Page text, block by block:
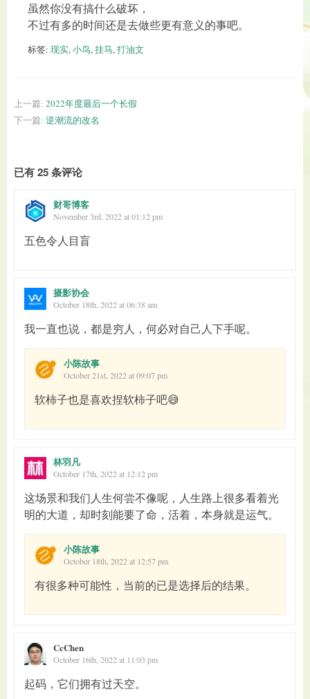
虽然你没有搞什么破坏，
不过有多的时间还是去做些更有意义的事吧。
标签: 现实,小鸟,挂马,打油文
上一篇: 2022年度最后一个长假
下一篇: 逆潮流的改名
已有 25 条评论
财哥博客
November 3rd, 2022 at 01:12 pm
五色令人目盲
摄影协会
October 18th, 2022 at 06:38 am
我一直也说，都是穷人，何必对自己人下手呢。
小陈故事
October 21st, 2022 at 09:07 pm
软柿子也是喜欢捏软柿子吧😅
林羽凡
October 17th, 2022 at 12:12 pm
这场景和我们人生何尝不像呢，人生路上很多看着光
明的大道，却时刻能要了命，活着，本身就是运气。
小陈故事
October 18th, 2022 at 12:57 pm
有很多种可能性，当前的已是选择后的结果。
CcChen
October 16th, 2022 at 11:03 pm
起码，它们拥有过天空。